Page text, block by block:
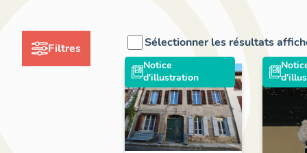
Filtres Sélectionner les résultats
Notice
d'illustration